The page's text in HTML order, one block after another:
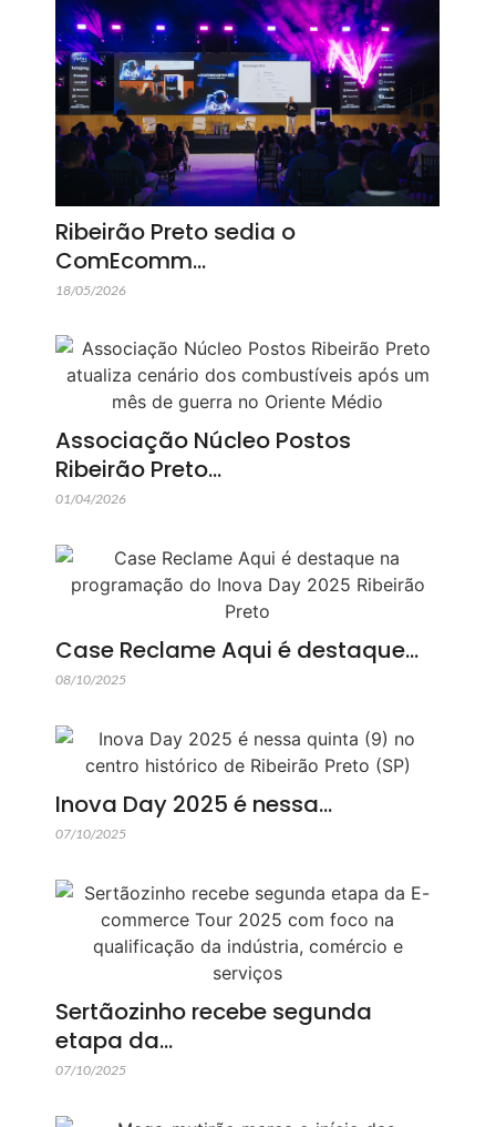
Ribeirão Preto sedia o
ComEcomm…
18/05/2026
Associação Núcleo Postos
Ribeirão Preto…
01/04/2026
Case Reclame Aqui é destaque…
08/10/2025
Inova Day 2025 é nessa…
07/10/2025
Sertãozinho recebe segunda
etapa da…
07/10/2025